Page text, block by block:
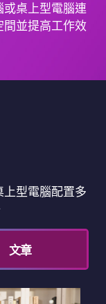
桌上型電腦連
並提高工作效
型電腦配置多
文章